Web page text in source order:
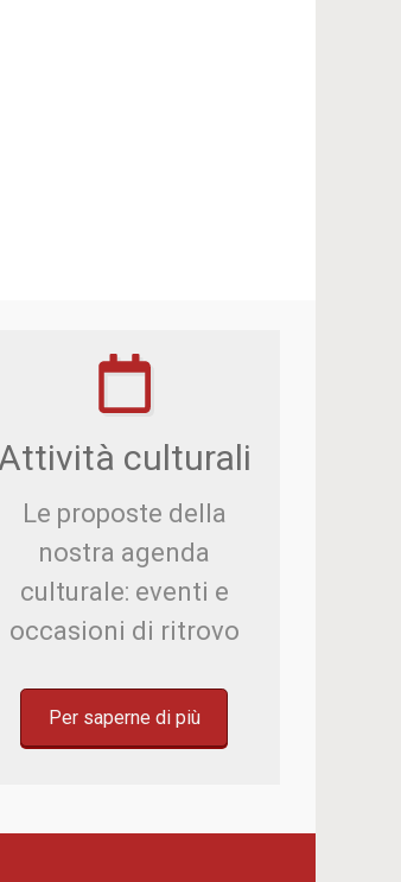
culturali
Le proposte della
nostra agenda
culturale: eventi e
occasioni di ritrovo
Per saperne di più